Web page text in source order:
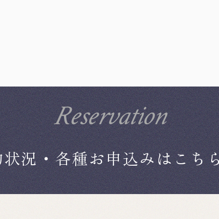
Reservation
況・各種お申込みはこち